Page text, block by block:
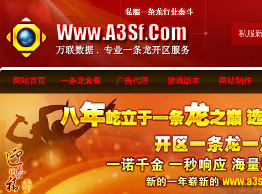
私服
网站首页 一条龙套餐 广告代理 游戏版本 网站制作